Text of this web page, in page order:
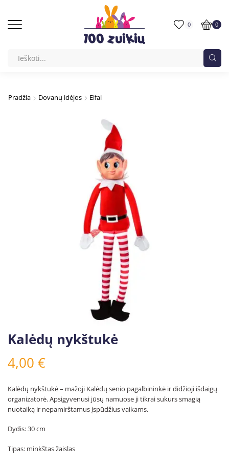
0 0
Pradžia Dovanų idėjos Elfai
Kalėdų nykštukė
4,00 €
Kalėdų nykštukė – mažoji Kalėdų senio pagalbininkė ir didžioji išdaigų
organizatorė. Apsigyvenusi jūsų namuose ji tikrai sukurs smagią
nuotaiką ir nepamirštamus įspūdžius vaikams.
Dydis: 30 cm
Tipas: minkštas žaislas